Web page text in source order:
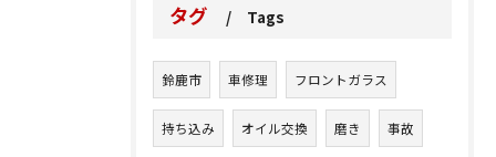
タグ Tags
鈴鹿市 車修理 フロントガラス
持ち込み オイル交換 磨き 事故